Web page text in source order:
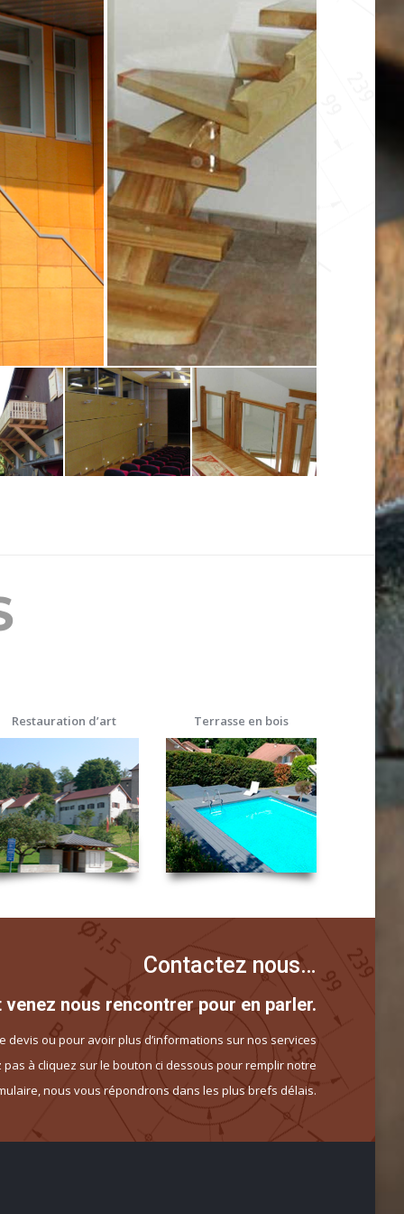
Restauration d’art Terrasse en bois
Contactez nous…
nous rencontrer pour en parler.
ou pour avoir plus d’informations sur nos services
à cliquez sur le bouton ci dessous pour remplir notre
nous vous répondrons dans les plus brefs délais.